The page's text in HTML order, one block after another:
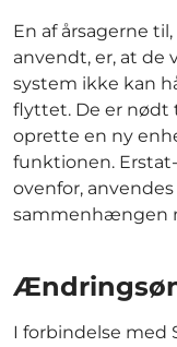
En af årsagerne
anvendt, er, at de
system ikke kan
flyttet. De er nødt
oprette en ny
funktionen.
ovenfor,
sammenhængen
I forbindelse med